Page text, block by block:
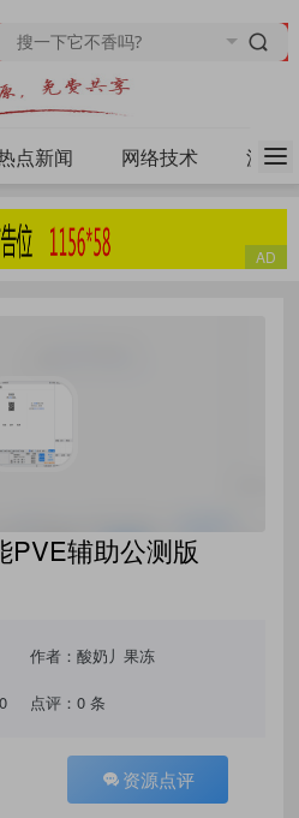
点新闻 网络技术 源码
PVE辅助公测版
作者：酸奶丿果冻
点评：0 条
资源点评